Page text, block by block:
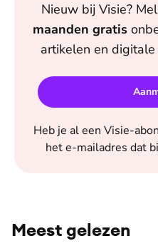
Nieuw bij Visie?
maanden gratis
artikelen en
Heb je al een Visie-
het e-mailadres dat
Meest gelezen